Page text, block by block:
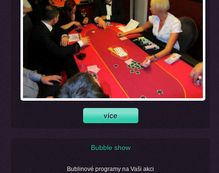
Bubble show
Bublinové programy na Vaši akci